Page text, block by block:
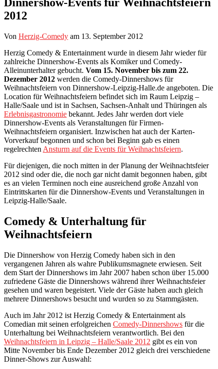
2012
Von Herzig-Comedy am 13. September 2012
Herzig Comedy & Entertainment wurde in diesem Jahr wieder für
zahlreiche Dinnershow-Events als Komiker und Comedy-
Alleinunterhalter gebucht. Vom 15. November bis zum 22.
Dezember 2012 werden die Comedy-Dinnershows für
Weihnachtsfeiern von Dinnershow-Leipzig-Halle.de angeboten. Die
Location für Weihnachtsfeiern befindet sich im Raum Leipzig –
Halle/Saale und ist in Sachsen, Sachsen-Anhalt und Thüringen als
Erlebnisgastronomie bekannt. Jedes Jahr werden dort viele
Dinnershow-Events als Veranstaltungen für Firmen-
Weihnachtsfeiern organisiert. Inzwischen hat auch der Karten-
Vorverkauf begonnen und schon bei Beginn gab es einen
regelrechten Ansturm auf die Events für Weihnachtsfeiern.
Für diejenigen, die noch mitten in der Planung der Weihnachtsfeier
2012 sind oder die, die noch gar nicht damit begonnen haben, gibt
es an vielen Terminen noch eine ausreichend große Anzahl von
Eintrittskarten für die Dinnershow-Events und Veranstaltungen in
Leipzig-Halle/Saale.
Comedy & Unterhaltung für
Weihnachtsfeiern
Die Dinnershow von Herzig Comedy haben sich in den
vergangenen Jahren als wahre Publikumsmagnete erwiesen. Seit
dem Start der Dinnershows im Jahr 2007 haben schon über 15.000
zufriedene Gäste die Dinnershows während ihrer Weihnachtsfeier
gesehen und waren begeistert. Viele der Gäste haben auch gleich
mehrere Dinnershows besucht und wurden so zu Stammgästen.
Auch im Jahr 2012 ist Herzig Comedy & Entertainment als
Comedian mit seinen erfolgreichen Comedy-Dinnershows für die
Unterhaltung bei Weihnachtsfeiern verantwortlich. Bei den
Weihnachtsfeiern in Leipzig – Halle/Saale 2012 gibt es ein von
Mitte November bis Ende Dezember 2012 gleich drei verschiedene
Dinner-Shows zur Auswahl: